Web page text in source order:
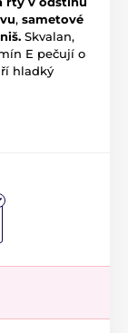
, sametové
Skvalan,
E pečují o
hladký